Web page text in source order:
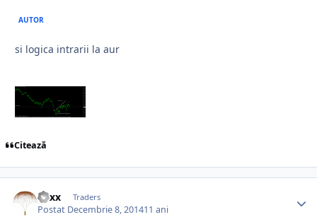
AUTOR
si logica intrarii la aur
Citează
Vaxx Traders
Postat Decembrie 8, 201411 ani